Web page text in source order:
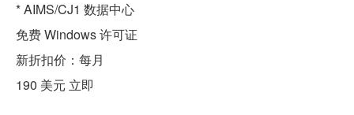
* AIMS/CJ1 数据中心
免费 Windows 许可证
新折扣价：每月
190 美元 立即